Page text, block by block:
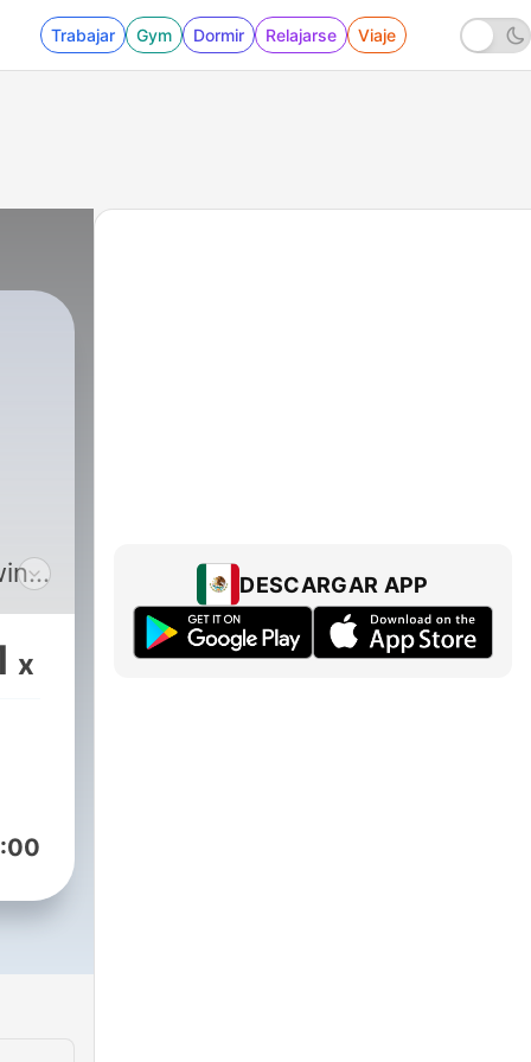
Trabajar Gym Dormir Relajarse Viaje
a
x
DESCARGAR APP